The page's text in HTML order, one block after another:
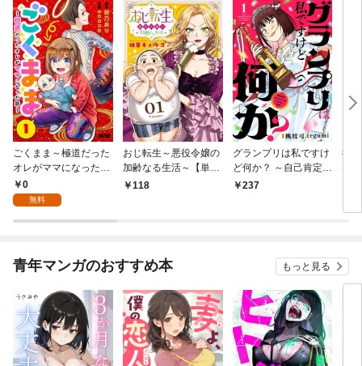
ごくまま～極道だった
オレがママになった話
～【単話】（１）
0
無料
おじ転生～悪役令嬢の
加齢なる生活～【単
話】（１）
118
グランプリは私ですけ
ど何か？ ～自己肯定モ
ンスターのミスコン無
237
後
は
青年マンガのおすすめ本 もっと見る